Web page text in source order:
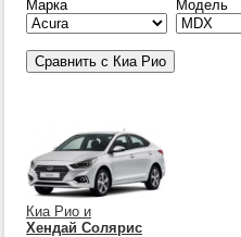
Марка
Модель
Киа Рио и
Хендай Солярис